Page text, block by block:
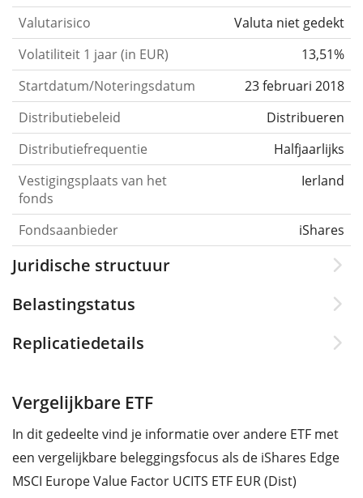
Valutarisico
Valuta niet gedekt
Volatiliteit 1 jaar (in EUR)
13,51%
Startdatum/Noteringsdatum
23 februari 2018
Distributiebeleid
Distribueren
Distributiefrequentie
Halfjaarlijks
Vestigingsplaats van het
fonds
Ierland
Fondsaanbieder iShares
Juridische structuur
Belastingstatus
Replicatiedetails
Vergelijkbare ETF
In dit gedeelte vind je informatie over andere ETF met
een vergelijkbare beleggingsfocus als de iShares Edge
MSCI Europe Value Factor UCITS ETF EUR (Dist)